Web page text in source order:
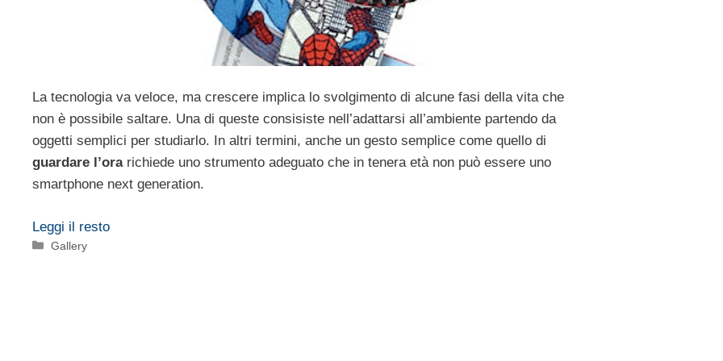
La tecnologia va veloce, ma crescere implica lo svolgimento di alcune fasi della vita che
non è possibile saltare. Una di queste consisiste nell’adattarsi all’ambiente partendo da
oggetti semplici per studiarlo. In altri termini, anche un gesto semplice come quello di
guardare l’orarichiede uno strumento adeguato che in tenera età non può essere uno
smartphone next generation.
Leggi il resto
Categorie
Gallery